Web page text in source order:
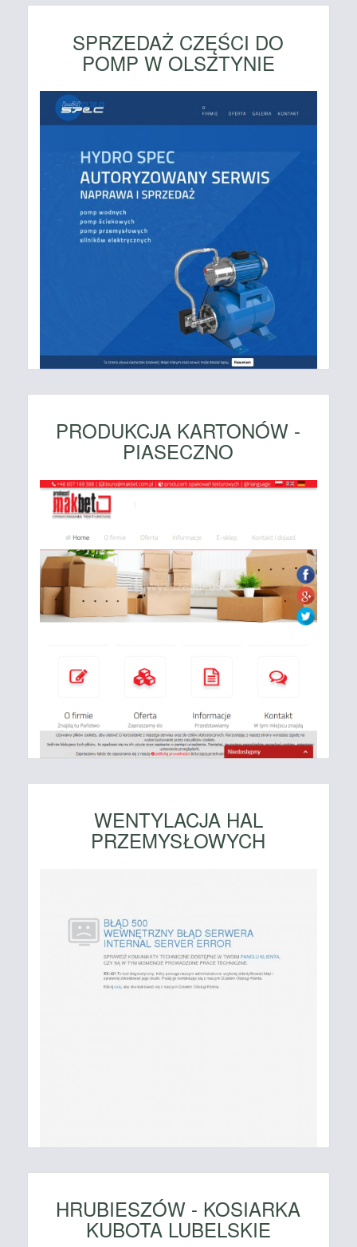
SPRZEDAŻ CZĘŚCI DO
POMP W OLSZTYNIE
PRODUKCJA KARTONÓW -
PIASECZNO
WENTYLACJA HAL
PRZEMYSŁOWYCH
HRUBIESZÓW - KOSIARKA
KUBOTA LUBELSKIE